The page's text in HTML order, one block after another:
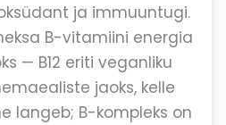
ja immuuntugi.
B-vitamiini energia
— B12 eriti veganliku
jaoks, kelle
langeb; B-kompleks on